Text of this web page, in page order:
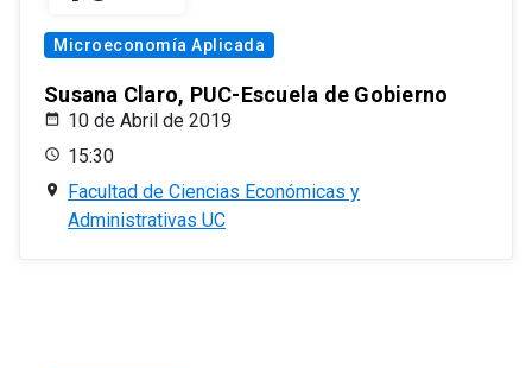
Microeconomía Aplicada
Susana Claro, PUC-Escuela de Gobierno
10 de Abril de 2019
15:30
Facultad de Ciencias Económicas y
Administrativas UC